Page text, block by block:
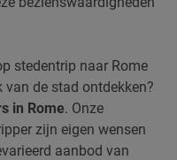
stedentrip naar Rome
de stad ontdekken?
in Rome. Onze
zijn eigen wensen
aanbod van